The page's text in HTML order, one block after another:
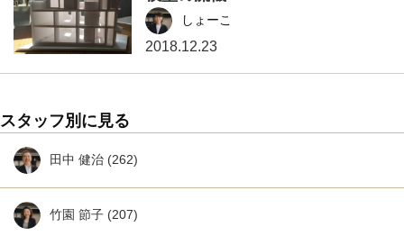
しょーこ
2018.12.23
スタッフ別に見る
田中 健治 (262)
竹園 節子 (207)